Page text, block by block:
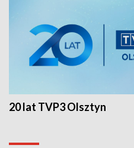
20 lat TVP3 Olsztyn